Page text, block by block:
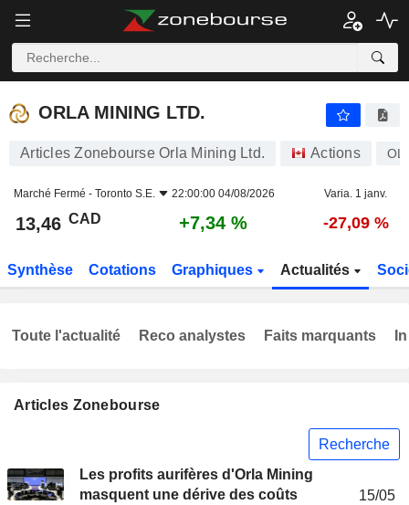
ORLA MINING LTD.
ORLA MINING LTD.
Articles Zonebourse Orla Mining Ltd. Actions
Marché Fermé - Toronto S.E. 22:00:00 04/08/2026 Varia. 1 janv.
13,46 CAD +7,34 % -27,09 %
Synthèse Cotations Graphiques Actualités
Articles Zonebourse
Recherche
Les profits aurifères d'Orla Mining
masquent une dérive des coûts
15/05
Toute l'actualité Reco analystes Faits marquants